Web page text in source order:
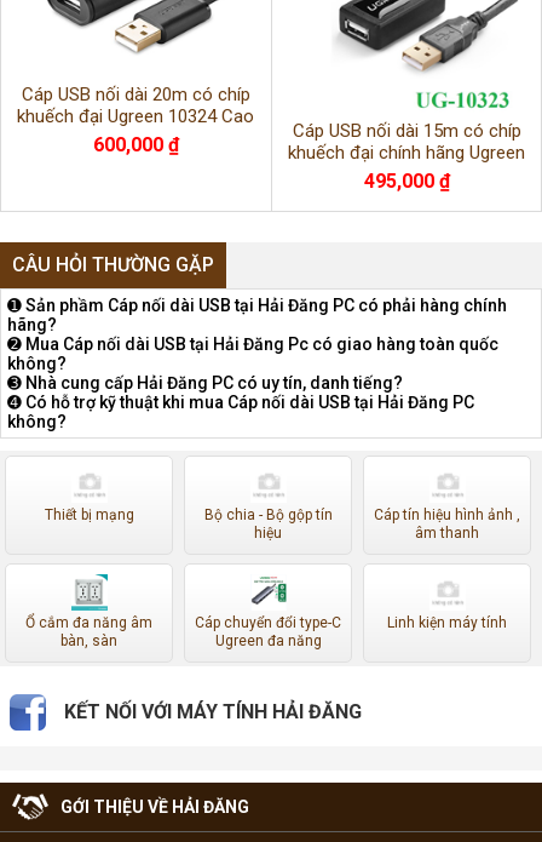
Cáp USB nối dài 20m có chíp
khuếch đại Ugreen 10324 Cao
cấp
600,000 ₫
Cáp USB nối dài 15m có chíp
khuếch đại chính hãng Ugreen
10323
495,000 ₫
CÂU HỎI THƯỜNG GẶP
➊ Sản phầm Cáp nối dài USB tại Hải Đăng PC có phải hàng chính
hãng?
➋ Mua Cáp nối dài USB tại Hải Đăng Pc có giao hàng toàn quốc
không?
➌ Nhà cung cấp Hải Đăng PC có uy tín, danh tiếng?
➍ Có hỗ trợ kỹ thuật khi mua Cáp nối dài USB tại Hải Đăng PC
không?
Thiết bị mạng
Bộ chia - Bộ gộp tín
hiệu
Cáp tín hiệu hình ảnh ,
âm thanh
Ổ cắm đa năng âm
bàn, sàn
Cáp chuyển đổi type-C
Ugreen đa năng
Linh kiện máy tính
KẾT NỐI VỚI MÁY TÍNH HẢI ĐĂNG
GỚI THIỆU VỀ HẢI ĐĂNG